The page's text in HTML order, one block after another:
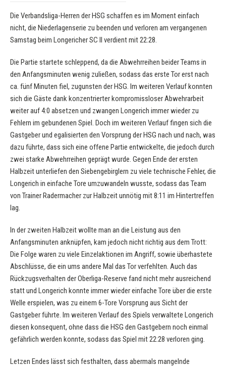
Die Verbandsliga-Herren der HSG schaffen es im Moment einfach
nicht, die Niederlagenserie zu beenden und verloren am vergangenen
Samstag beim Longericher SC II verdient mit 22:28.
Die Partie startete schleppend, da die Abwehrreihen beider Teams in
den Anfangsminuten wenig zuließen, sodass das erste Tor erst nach
ca. fünf Minuten fiel, zugunsten der HSG. Im weiteren Verlauf konnten
sich die Gäste dank konzentrierter kompromissloser Abwehrarbeit
weiter auf 4:0 absetzen und zwangen Longerich immer wieder zu
Fehlern im gebundenen Spiel. Doch im weiteren Verlauf fingen sich die
Gastgeber und egalisierten den Vorsprung der HSG nach und nach, was
dazu führte, dass sich eine offene Partie entwickelte, die jedoch durch
zwei starke Abwehrreihen geprägt wurde. Gegen Ende der ersten
Halbzeit unterliefen den Siebengebirglern zu viele technische Fehler, die
Longerich in einfache Tore umzuwandeln wusste, sodass das Team
von Trainer Radermacher zur Halbzeit unnötig mit 8:11 im Hintertreffen
lag.
In der zweiten Halbzeit wollte man an die Leistung aus den
Anfangsminuten anknüpfen, kam jedoch nicht richtig aus dem Trott:
Die Folge waren zu viele Einzelaktionen im Angriff, sowie überhastete
Abschlüsse, die ein ums andere Mal das Tor verfehlten. Auch das
Rückzugsverhalten der Oberliga-Reserve fand nicht mehr ausreichend
statt und Longerich konnte immer wieder einfache Tore über die erste
Welle erspielen, was zu einem 6-Tore Vorsprung aus Sicht der
Gastgeber führte. Im weiteren Verlauf des Spiels verwaltete Longerich
diesen konsequent, ohne dass die HSG den Gastgebern noch einmal
gefährlich werden konnte, sodass das Spiel mit 22:28 verloren ging.
Letzen Endes lässt sich festhalten, dass abermals mangelnde